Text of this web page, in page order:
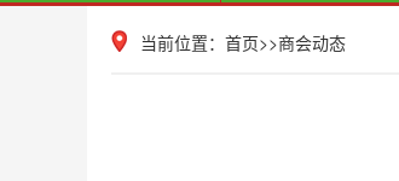
当前位置： 首页>>商会动态